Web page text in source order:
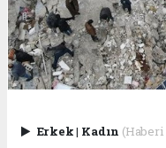
Erkek| Kadın